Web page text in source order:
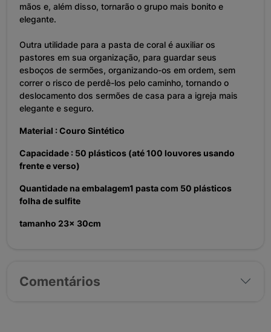
mãos e, além disso, tornarão o grupo mais bonito e
elegante.
Outra utilidade para a pasta de coral é auxiliar os
pastores em sua organização, para guardar seus
esboços de sermões, organizando-os em ordem, sem
correr o risco de perdê-los pelo caminho, tornando o
deslocamento dos sermões de casa para a igreja mais
elegante e seguro.
Material : Couro Sintético
Capacidade : 50 plásticos (até 100 louvores usando
frente e verso)
Quantidade na embalagem1 pasta com 50 plásticos
folha de sulfite
tamanho 23x 30cm
Comentários